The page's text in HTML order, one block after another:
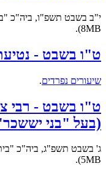
י"ב בשבט תשפ"ו, ביה"כ "בית
8MB).
ט"ו בשבט -
שיעורים נפרדים.
ט"ו בשבט - רבי
(בעל "בני
ג' בשבט תשפ"ג, ביה"כ "בית
5MB).